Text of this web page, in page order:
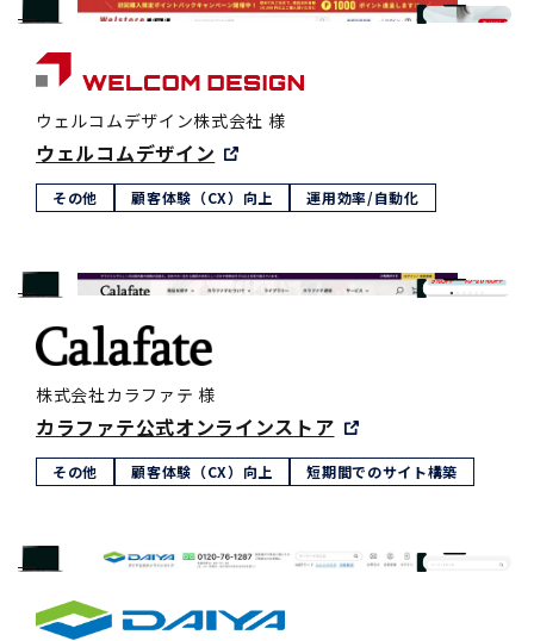
ウェルコムデザイン株式会社 様
ウェルコムデザイン
その他 顧客体験（CX）向上 運用効率/自動化
株式会社カラファテ 様
カラファテ公式オンラインストア
その他 顧客体験（CX）向上 短期間でのサイト構築